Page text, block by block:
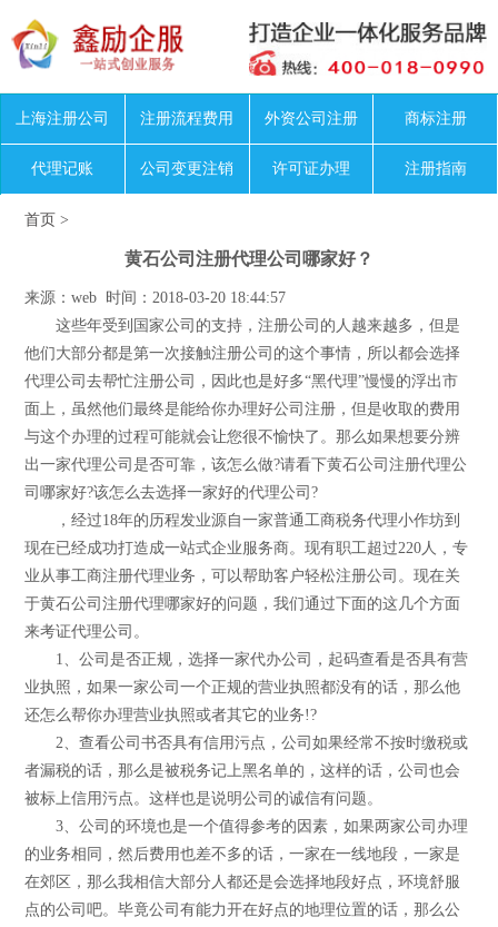
上海注册公司 注册流程费用 外资公司注册 商标注册
代理记账 公司变更注销 许可证办理 注册指南
首页 >
黄石公司注册代理公司哪家好？
来源：web 时间：2018-03-20 18:44:57
这些年受到国家公司的支持，注册公司的人越来越多，但是
他们大部分都是第一次接触注册公司的这个事情，所以都会选择
代理公司去帮忙注册公司，因此也是好多“黑代理”慢慢的浮出市
面上，虽然他们最终是能给你办理好公司注册，但是收取的费用
与这个办理的过程可能就会让您很不愉快了。那么如果想要分辨
出一家代理公司是否可靠，该怎么做?请看下黄石公司注册代理公
司哪家好?该怎么去选择一家好的代理公司?
，经过18年的历程发业源自一家普通工商税务代理小作坊到
现在已经成功打造成一站式企业服务商。现有职工超过220人，专
业从事工商注册代理业务，可以帮助客户轻松注册公司。现在关
于黄石公司注册代理哪家好的问题，我们通过下面的这几个方面
来考证代理公司。
1、公司是否正规，选择一家代办公司，起码查看是否具有营
业执照，如果一家公司一个正规的营业执照都没有的话，那么他
还怎么帮你办理营业执照或者其它的业务!?
2、查看公司书否具有信用污点，公司如果经常不按时缴税或
者漏税的话，那么是被税务记上黑名单的，这样的话，公司也会
被标上信用污点。这样也是说明公司的诚信有问题。
3、公司的环境也是一个值得参考的因素，如果两家公司办理
的业务相同，然后费用也差不多的话，一家在一线地段，一家是
在郊区，那么我相信大部分人都还是会选择地段好点，环境舒服
点的公司吧。毕竟公司有能力开在好点的地理位置的话，那么公